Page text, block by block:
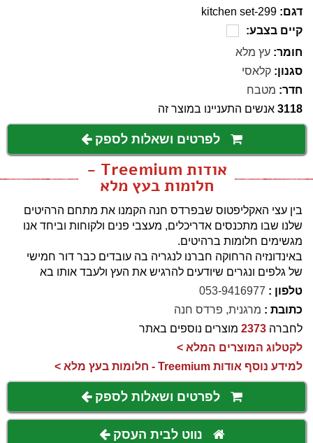
דגם: kitchen set-299
קיים בצבע:
חומר: עץ מלא
סגנון: קלאסי
חדר: מטבח
3118 אנשים התעניינו במוצר זה
לפרטים ושאלות לספק
אודות Treemium -
חלומות בעץ מלא
בין עצי האקליפטוס שבפרדס חנה הקמנו את מתחם הרהיטים
שלנו שבו מתכנסים אדריכלים, מעצבי פנים ולקוחות וביחד אנו
מגשימים חלומות ברהיטים.
באינדונזיה הרחוקה חברנו לנגריה בה עובדים כבר דור חמישי
של גלפים ונגרים שיודעים להרגיש את העץ ולעבד אותו בא
טלפון : 053-9416977
כתובת : מרגנית, פרדס חנה
לחברה 2373 מוצרים נוספים באתר
לקטלוג המוצרים המלא >
למידע נוסף אודות Treemium - חלומות בעץ מלא >
לפרטים ושאלות לספק
נווט לבית העסק